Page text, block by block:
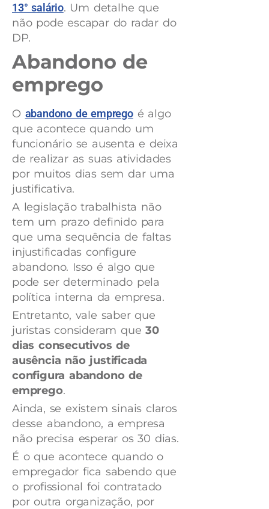
13° salário. Um detalhe que
não pode escapar do radar do
DP.
Abandono de
emprego
O abandono de empregoé algo
que acontece quando um
funcionário se ausenta e deixa
de realizar as suas atividades
por muitos dias sem dar uma
justificativa.
A legislação trabalhista não
tem um prazo definido para
que uma sequência de faltas
injustificadas configure
abandono. Isso é algo que
pode ser determinado pela
política interna da empresa.
Entretanto, vale saber que
juristas consideram que30
dias consecutivos de
ausência não justificada
configura abandono de
emprego.
Ainda, se existem sinais claros
desse abandono, a empresa
não precisa esperar os 30 dias.
É o que acontece quando o
empregador fica sabendo que
o profissional foi contratado
por outra organização, por